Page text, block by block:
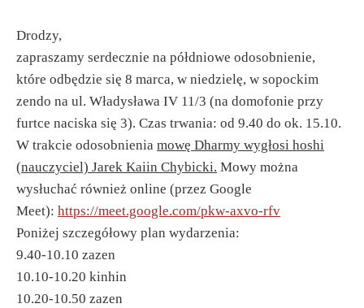
Drodzy,
zapraszamy serdecznie na półdniowe odosobnienie,
które odbędzie się 8 marca, w niedzielę, w sopockim
zendo na ul. Władysława IV 11/3 (na domofonie przy
furtce naciska się 3). Czas trwania: od 9.40 do ok. 15.10.
W trakcie odosobnienia mowę Dharmy wygłosi hoshi
(nauczyciel) Jarek Kaiin Chybicki. Mowy można
wysłuchać również online (przez Google
Meet): https://meet.google.com/pkw-axvo-rfv
Poniżej szczegółowy plan wydarzenia:
9.40-10.10 zazen
10.10-10.20 kinhin
10.20-10.50 zazen